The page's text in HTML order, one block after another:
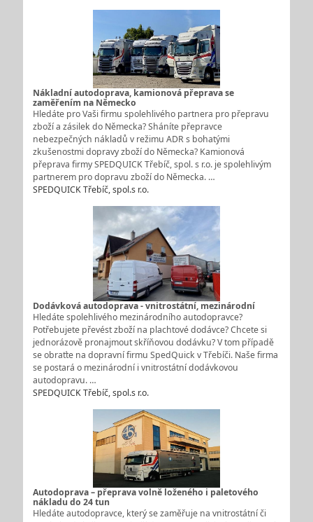
Nákladní autodoprava, kamionová přeprava se
zaměřením na Německo
Hledáte pro Vaši firmu spolehlivého partnera pro přepravu
zboží a zásilek do Německa? Sháníte přepravce
nebezpečných nákladů v režimu ADR s bohatými
zkušenostmi dopravy zboží do Německa? Kamionová
přeprava firmy SPEDQUICK Třebíč, spol. s r.o. je spolehlivým
partnerem pro dopravu zboží do Německa. …
SPEDQUICK Třebíč, spol.s r.o.
Dodávková autodoprava - vnitrostátní, mezinárodní
Hledáte spolehlivého mezinárodního autodopravce?
Potřebujete převést zboží na plachtové dodávce? Chcete si
jednorázově pronajmout skříňovou dodávku? V tom případě
se obraťte na dopravní firmu SpedQuick v Třebíči. Naše firma
se postará o mezinárodní i vnitrostátní dodávkovou
autodopravu. …
SPEDQUICK Třebíč, spol.s r.o.
Autodoprava – přeprava volně loženého i paletového
nákladu do 24 tun
Hledáte autodopravce, který se zaměřuje na vnitrostátní či